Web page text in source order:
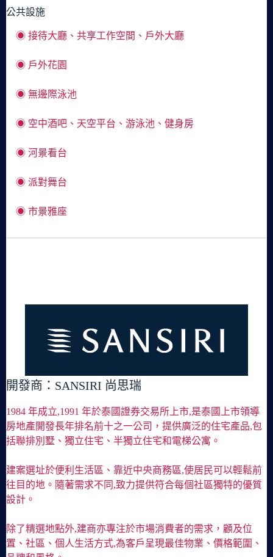
公共設施
◉ 接待大廳、共享工作空間、戶外大廳
◉ 戶外花園
◉ 無邊際泳池
◉ 空中酒吧、天空平台、游泳池、健身房
◉ 河景看台
◉ 派對舞台
◉ 市景雅座
開發商：SANSIRI 尚思瑞
1984 年成立,1991 年於泰國證券交易所上市,是泰國上市領導
房地產開發長年排名前十之一公司，提供廣泛的住宅產品,包
括聯排別墅、獨立住宅、半獨立住宅和電梯公寓。
建案選址於便利生活區、靠近中央商務區,使居民可以輕鬆前
往目的地。隨著需求不同,致力提供符合每個社區獨特的優質
設計。
除了精選地點外,建商亦專注於市場消費者的需求，顧及位
置、社區、個人生活方式,為客戶呈現最佳物業、價格範圍、